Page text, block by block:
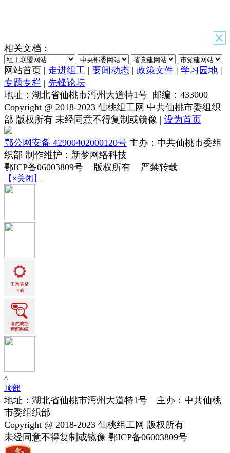
相关文档：
网站首页 | 走进组工 | 要闻动态 | 政策文件 | 学习园地 |
专题专栏 | 先锋论坛
地址：湖北省仙桃市沔州大道特1号 邮编：433000
Copyright @ 2018-2023 仙桃组工网 中共仙桃市委组织
部 版权所有 未经同意不得复制或镜像 | 设为首页
鄂公网安备 42900402000120号 主办：中共仙桃市委组
织部 制作维护：新梦网络科技
鄂ICP备06003809号 版权所有 严禁转载
【×关闭】
^
顶部
地址：湖北省仙桃市沔州大道特1号 主办：中共仙桃
市委组织部
Copyright @ 2018-2023 仙桃组工网 版权所有
未经同意不得复制或镜像 鄂ICP备06003809号